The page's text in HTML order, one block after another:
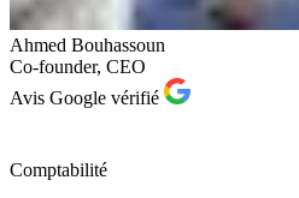
Ahmed Bouhassoun
Co-founder, CEO
Avis Google vérifié
Comptabilité